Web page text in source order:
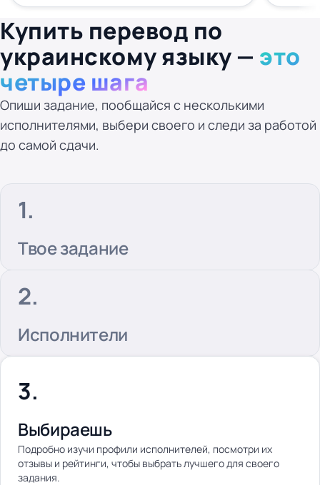
Купить перевод по
украинскому языку — это
четыре шага
Опиши задание, пообщайся с несколькими
исполнителями, выбери своего и следи за работой
до самой сдачи.
Твое задание
Исполнители
Выбираешь
Подробно изучи профили исполнителей, посмотри их
отзывы и рейтинги, чтобы выбрать лучшего для своего
задания.